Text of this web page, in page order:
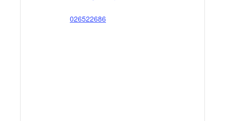
026522686